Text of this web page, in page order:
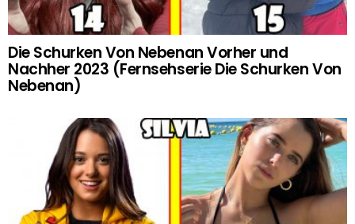
Die Schurken Von Nebenan Vorher und
Nachher 2023 (Fernsehserie Die Schurken Von
Nebenan)